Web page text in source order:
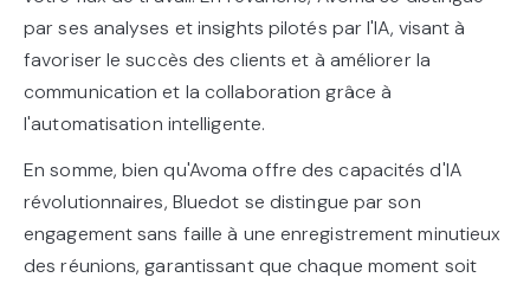
par ses analyses et insights pilotés par l'IA, visant à
favoriser le succès des clients et à améliorer la
communication et la collaboration grâce à
l'automatisation intelligente.
En somme, bien qu'Avoma offre des capacités d'IA
révolutionnaires, Bluedot se distingue par son
engagement sans faille à une enregistrement minutieux
des réunions, garantissant que chaque moment soit